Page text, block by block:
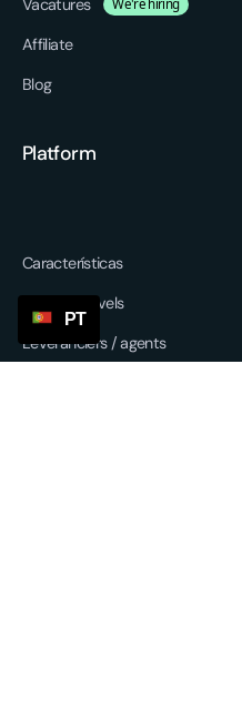
Vacatures
We're hiring
Affiliate
Blog
Platform
Características
Dropship levels
Leveranciers / agents
PT